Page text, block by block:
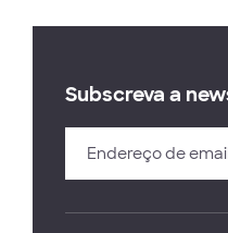
Subscreva a